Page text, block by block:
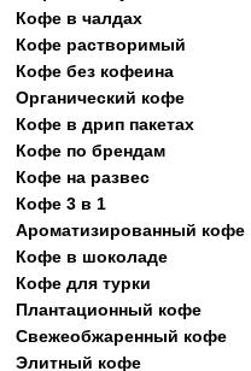
Кофе в чалдах
Кофе растворимый
Кофе без кофеина
Органический кофе
Кофе в дрип пакетах
Кофе по брендам
Кофе на развес
Кофе 3 в 1
Ароматизированный кофе
Кофе в шоколаде
Кофе для турки
Плантационный кофе
Свежеобжаренный кофе
Элитный кофе